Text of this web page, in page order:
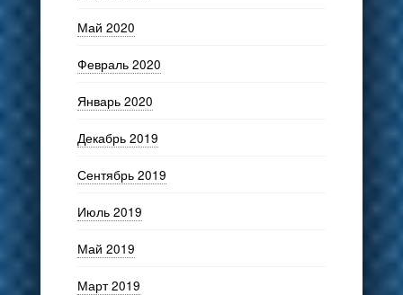
Май 2020
Февраль 2020
Январь 2020
Декабрь 2019
Сентябрь 2019
Июль 2019
Май 2019
Март 2019